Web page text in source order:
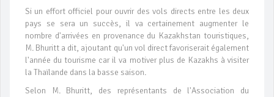
Si un effort officiel pour ouvrir des vols directs entre les deux
pays se sera un succès, il va certainement augmenter le
nombre d'arrivées en provenance du Kazakhstan touristiques,
M. Bhuritt a dit, ajoutant qu'un vol direct favoriserait également
l'année du tourisme car il va motiver plus de Kazakhs à visiter
la Thaïlande dans la basse saison.
Selon M. Bhuritt, des représentants de l'Association du